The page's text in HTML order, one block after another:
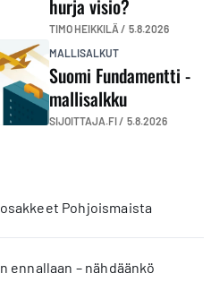
hurja visio?
TIMO HEIKKILÄ / 5.8.2026
MALLISALKUT
Suomi Fundamentti -
mallisalkku
SIJOITTAJA.FI / 5.8.2026
Pohjoismaista
ennallaan – nähdäänkö